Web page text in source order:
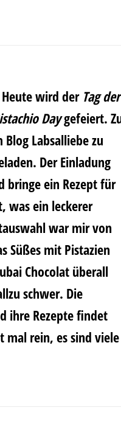
wird der Tag der
Daygefeiert.
BlogLabsalliebezu
Der Einladung
bringe ein Rezeptfür
was ein leckerer
war mir von
Süßes mit Pistazien
Chocolat überall
schwer. Die
ihre Rezepte findet
mal rein, es sind viele